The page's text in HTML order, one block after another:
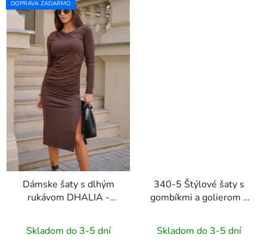
DOPRAVA ZADARMO
Dámske šaty s dlhým
rukávom DHALIA -
Skladom do 3-5 dní
340-5 Štýlové šaty s
gombíkmi a golierom -
Skladom do 3-5 dní